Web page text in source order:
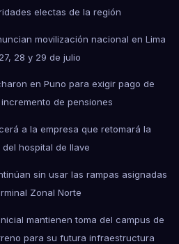
electas de la región
movilización nacional en Lima
28 y 29 de julio
en Puno para exigir pago de
de pensiones
a la empresa que retomará la
hospital de Ilave
sin usar las rampas asignadas
Zonal Norte
mantienen toma del campus de
para su futura infraestructura